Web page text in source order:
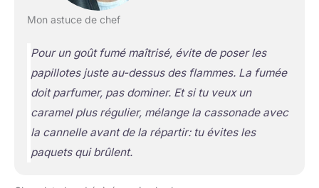
Mon astuce de chef
Pour un goût fumé maîtrisé, évite de poser les
papillotes juste au-dessus des flammes. La fumée
doit parfumer, pas dominer. Et si tu veux un
caramel plus régulier, mélange la cassonade avec
la cannelle avant de la répartir: tu évites les
paquets qui brûlent.